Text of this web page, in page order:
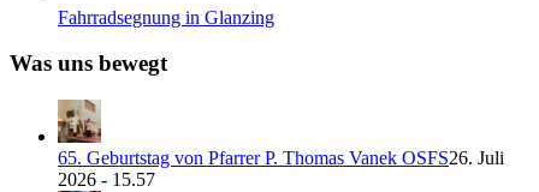
Fahrradsegnung in Glanzing
Was uns bewegt
65. Geburtstag von Pfarrer P. Thomas Vanek OSFS26. Juli
2026 - 15.57